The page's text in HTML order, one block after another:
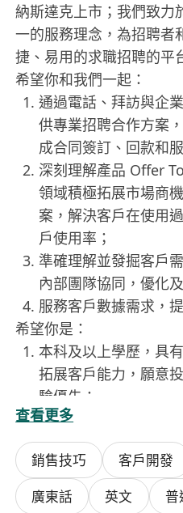
納斯達克上市；我們致力
一的服務理念，為招聘者
捷、易用的求職招聘的平
希望你和我們一起：​
通過電話、拜訪與企
供專業招聘合作方案
成合同簽訂、回款和服
深刻理解產品 Offer
領域積極拓展市場商
案，解決客戶在使用
戶使用率；​
準確理解並發掘客戶
內部團隊協同，優化
服務客戶數據需求，
希望你是：​
本科及以上學歷，具
拓展客戶能力，願意
驗優先；​
粵語、英語及普通話
力，善於與不同背景
具備優秀的組織協調
解決能力；​
查看更多
銷售技巧 客戶開發
廣東話
英文 普